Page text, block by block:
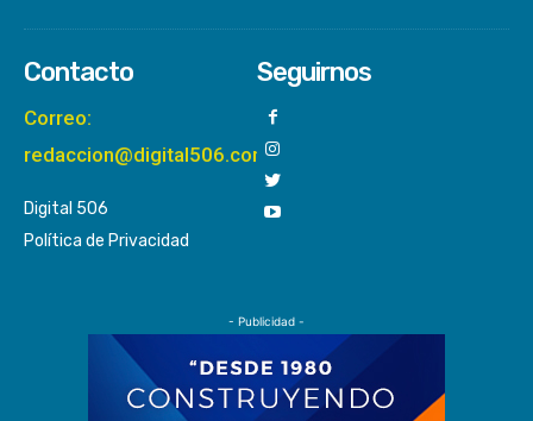
Contacto
Correo:
redaccion@digital506.com
Digital 506
Política de Privacidad
Seguirnos
- Publicidad -